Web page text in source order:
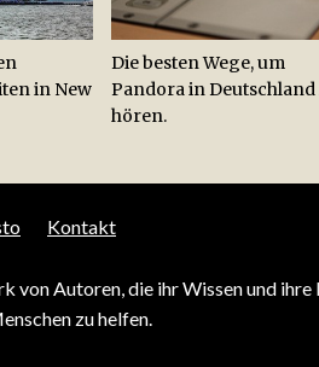
in New
Die besten Wege, um
Pandora in Deutschland
hören.
Kontakt
von Autoren, die ihr Wissen und ihre
zu helfen.